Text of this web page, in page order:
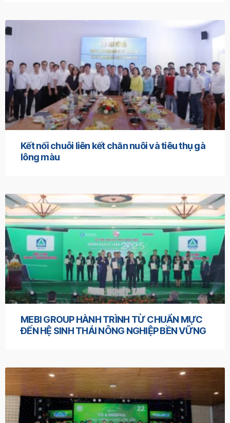
Kết nối chuỗi liên kết chăn nuôi và tiêu thụ gà
lông màu
MEBI GROUP HÀNH TRÌNH TỪ CHUẨN MỰC
ĐẾN HỆ SINH THÁI NÔNG NGHIỆP BỀN VỮNG